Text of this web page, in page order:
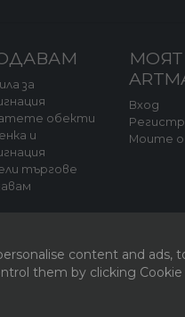
за
обекти
и
търгове
МОЯТ
Вход
Моите
content and ads,
them by clicking